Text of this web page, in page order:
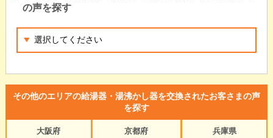
の声を探す
その他のエリアの給湯器・湯沸かし器を交換されたお客さまの声
を探す
大阪府
京都府
兵庫県